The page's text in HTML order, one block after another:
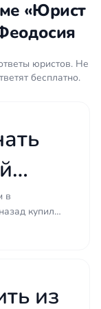
и
числе
По
нее.
На
Юрист
«Юрист
юристов. Не
бесплатно.
в
купил
честно
из